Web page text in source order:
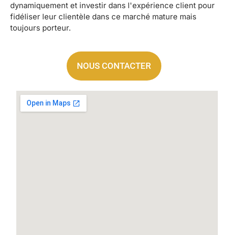
dynamiquement et investir dans l'expérience client pour
fidéliser leur clientèle dans ce marché mature mais
toujours porteur.
NOUS CONTACTER